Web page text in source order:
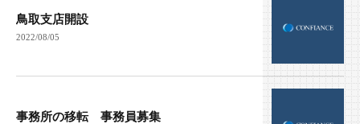
鳥取支店開設
2022/08/05
事務所の移転 事務員募集